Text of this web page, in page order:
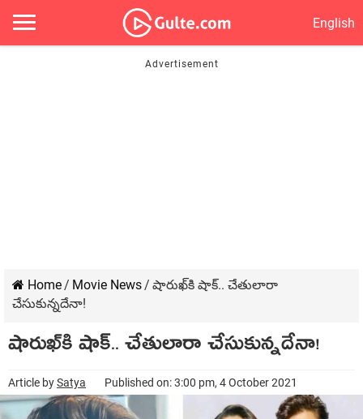
English
Home/ Movie News/ షారుఖ్‌కి షాక్.. చేతులారా
చేసుకున్నదేనా!
షారుఖ్‌కి షాక్.. చేతులారా చేసుకున్నదేనా!
Article bySatya Published on: 3:00 pm, 4 October 2021